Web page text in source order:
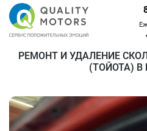
РЕМОНТ И УДАЛЕНИЕ
(ТОЙОТА) В